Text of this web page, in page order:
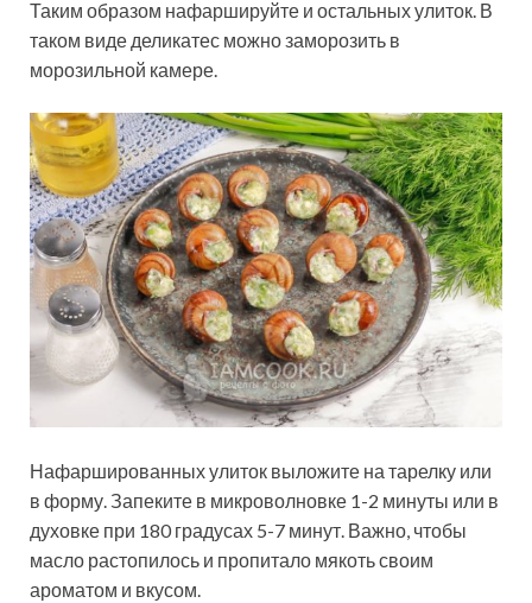
Таким образом нафаршируйте и остальных улиток. В
таком виде деликатес можно заморозить в
морозильной камере.
Нафаршированных улиток выложите на тарелку или
в форму. Запеките в микроволновке 1-2 минуты или в
духовке при 180 градусах 5-7 минут. Важно, чтобы
масло растопилось и пропитало мякоть своим
ароматом и вкусом.